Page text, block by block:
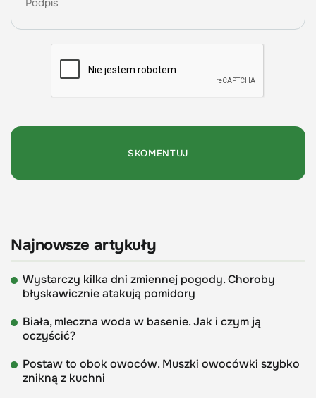
Najnowsze artykuły
Wystarczy kilka dni zmiennej pogody. Choroby
błyskawicznie atakują pomidory
Biała, mleczna woda w basenie. Jak i czym ją
oczyścić?
Postaw to obok owoców. Muszki owocówki szybko
znikną z kuchni